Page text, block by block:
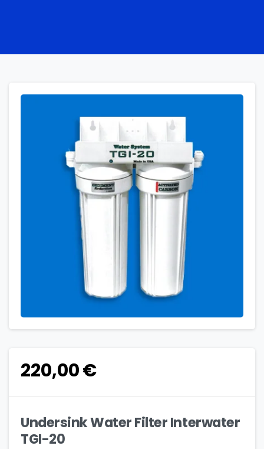
220,00€
Undersink Water Filter Interwater
TGI-20